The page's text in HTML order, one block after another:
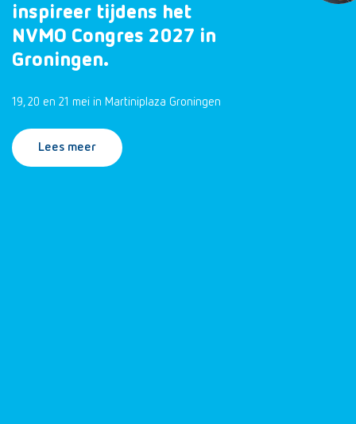
inspireer tijdens het
NVMO Congres 2027 in
Groningen.
19, 20 en 21 mei in Martiniplaza Groningen
Lees meer